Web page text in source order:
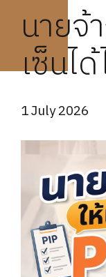
นายจ้
เซ็นไ
1 July 2026